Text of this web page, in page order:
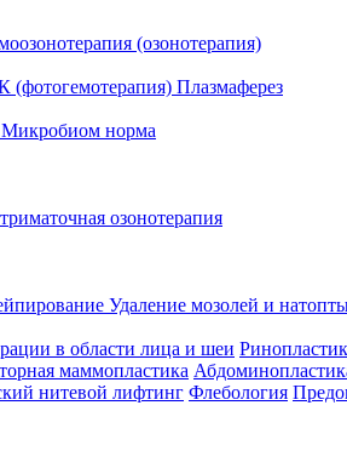
(озонотерапия)
Плазмаферез
Микробиом норма
озонотерапия
Удаление мозолей и
в области лица и шеи
маммопластика
нитевой лифтинг Флебология